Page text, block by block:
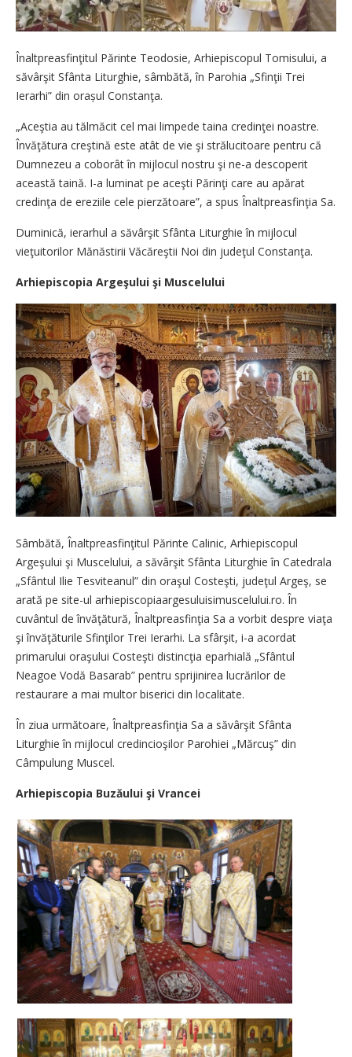
Înaltpreasfinţitul Părinte Teodosie, Arhiepiscopul Tomisului, a
săvârşit Sfânta Liturghie, sâmbătă, în Parohia „Sfinţii Trei
Ierarhi” din orașul Constanţa.
„Aceştia au tălmăcit cel mai limpede taina credinţei noastre.
Învăţătura creştină este atât de vie şi strălucitoare pentru că
Dumnezeu a coborât în mijlocul nostru şi ne-a descoperit
această taină. I-a luminat pe aceşti Părinţi care au apărat
credinţa de ereziile cele pierzătoare”, a spus Înaltpreasfinţia Sa.
Duminică, ierarhul a săvârşit Sfânta Liturghie în mijlocul
vieţuitorilor Mănăstirii Văcăreştii Noi din judeţul Constanţa.
Arhiepiscopia Argeşului şi Muscelului
Sâmbătă, Înaltpreasfinţitul Părinte Calinic, Arhiepiscopul
Argeşului şi Muscelului, a săvârşit Sfânta Liturghie în Catedrala
„Sfântul Ilie Tesviteanul” din oraşul Costeşti, judeţul Argeş, se
arată pe site-ul arhiepiscopiaargesuluisimuscelului.ro. În
cuvântul de învăţătură, Înaltpreasfinţia Sa a vorbit despre viaţa
şi învăţăturile Sfinţilor Trei Ierarhi. La sfârşit, i-a acordat
primarului oraşului Costeşti distincţia eparhială „Sfântul
Neagoe Vodă Basarab” pentru sprijinirea lucrărilor de
restaurare a mai multor biserici din localitate.
În ziua următoare, Înaltprea­sfinţia Sa a săvârşit Sfânta
Liturghie în mijlocul credincioşilor Parohiei „Mărcuş” din
Câmpulung Muscel.
Arhiepiscopia Buzăului şi Vrancei